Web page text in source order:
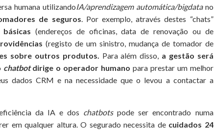
humana utilizandoIA/aprendizagem automática/bigdatano
de seguros . Por exemplo, através destes “chats”
(endereços de oficinas, data de renovação ou de
(registo de um sinistro, mudança de tomador de
sobre outros produtos. Para além disso, a gestão será
chatbotdirige o operador humano para prestar um melhor
dados CRM e na necessidade que o levou a contactar a
da IA e dos chatbotspode ser encontrado numa
em qualquer altura. O segurado necessita de cuidados 24